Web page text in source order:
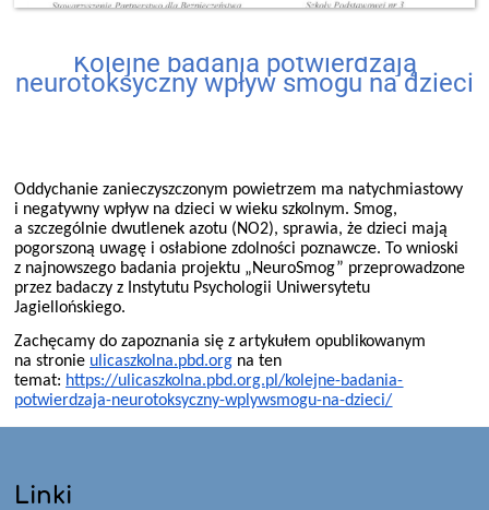
Kolejne badania potwierdzają
neurotoksyczny wpływ smogu na dzieci
Oddychanie zanieczyszczonym powietrzem ma natychmiastowy
i negatywny wpływ na dzieci w wieku szkolnym. Smog,
a szczególnie dwutlenek azotu (NO2), sprawia, że dzieci mają
pogorszoną uwagę i osłabione zdolności poznawcze. To wnioski
z najnowszego badania projektu „NeuroSmog” przeprowadzone
przez badaczy z Instytutu Psychologii Uniwersytetu
Jagiellońskiego.
Zachęcamy do zapoznania się z artykułem opublikowanym
na stronie ulicaszkolna.pbd.org na ten
temat: https://ulicaszkolna.pbd.org.pl/kolejne-badania-
potwierdzaja-neurotoksyczny-wplywsmogu-na-dzieci/
Linki